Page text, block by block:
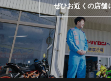
ぜひお近くの店舗